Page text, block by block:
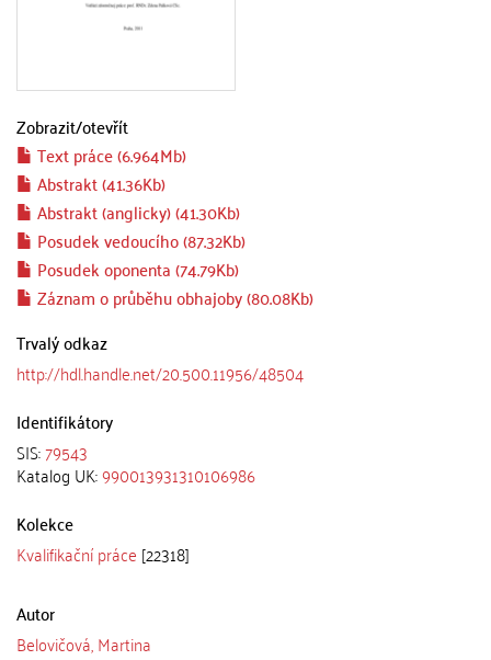
Zobrazit/otevřít
Text práce (6.964Mb)
Abstrakt (41.36Kb)
Abstrakt (anglicky) (41.30Kb)
Posudek vedoucího (87.32Kb)
Posudek oponenta (74.79Kb)
Záznam o průběhu obhajoby (80.08Kb)
Trvalý odkaz
http://hdl.handle.net/20.500.11956/48504
Identifikátory
SIS:79543
Katalog UK:990013931310106986
Kolekce
Kvalifikační práce [22318]
Autor
Belovičová, Martina